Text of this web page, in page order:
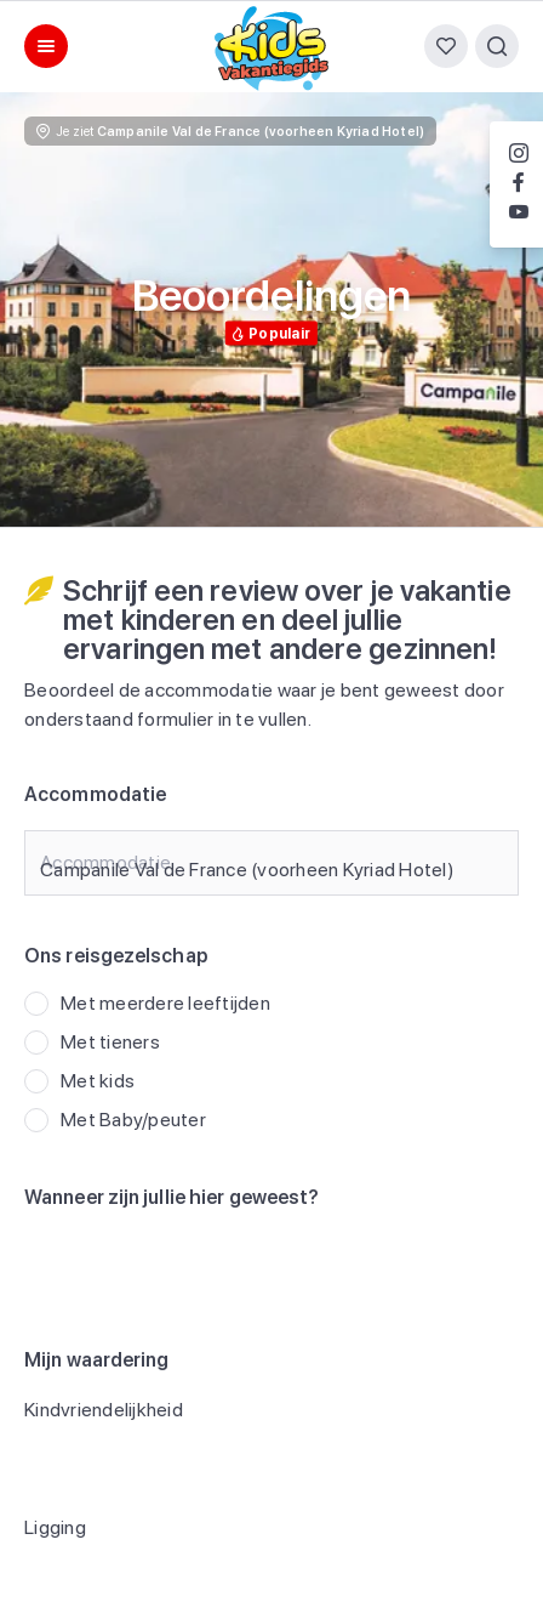
Beoordelingen
Populair
Je ziet Campanile Val de France (voorheen Kyriad Hotel)
Schrijf een review over je vakantie
met kinderen en deel jullie
ervaringen met andere gezinnen!
Beoordeel de accommodatie waar je bent geweest door
onderstaand formulier in te vullen.
Accommodatie
Accommodatie
Ons reisgezelschap
Met meerdere leeftijden
Met tieners
Met kids
Met Baby/peuter
Wanneer zijn jullie hier geweest?
Mijn waardering
Kindvriendelijkheid
Ligging